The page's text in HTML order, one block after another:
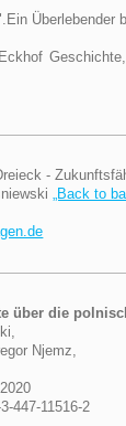
Überlebender
-
„Back to
über die
Njemz,
447-11516-2